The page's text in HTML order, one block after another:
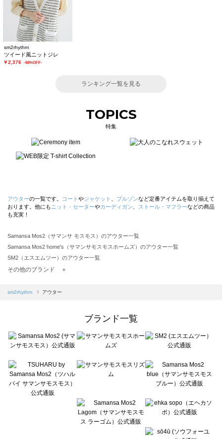
sm2rhythm
ツイード風ニットジレ
￥2,376 -60%OFF-
ランキング一覧を見る
TOPICS
特集
アウターの一覧です。 コート やジャケット ブルゾンなど定番アイテムを取り揃えて
おります。他にも ニット・セーターやカーディガン ストール・マフラーなどの商品
も充実！
Samansa Mos2（サマンサ モスモス）のアウター一覧
Samansa Mos2 home's（サマンサモスモスホームズ）のアウター一覧
SM2（エスエムツー）のアウター一覧
TSUHARU by Samansa Mos2（ツハルバイサマンサモスモス）のアウター一覧
Samansa Mos2 blue（サマンサモスモス ブルー）のアウター一覧
sō4ū（ソウフォーユー）のアウター一覧
Te chichi（テチチ）のアウター一覧
Te chichi CLASSIC（テチチ クラシック）のアウター一覧
Lugnoncure（ルノンキュール）のアウター一覧
BETTY'S BLUE（べティーズブルー）のアウター一覧
Wpc.（ワールドパーティー）のアウター一覧
その他のブランド ＋
sm2rhythm アウター
ブランド一覧